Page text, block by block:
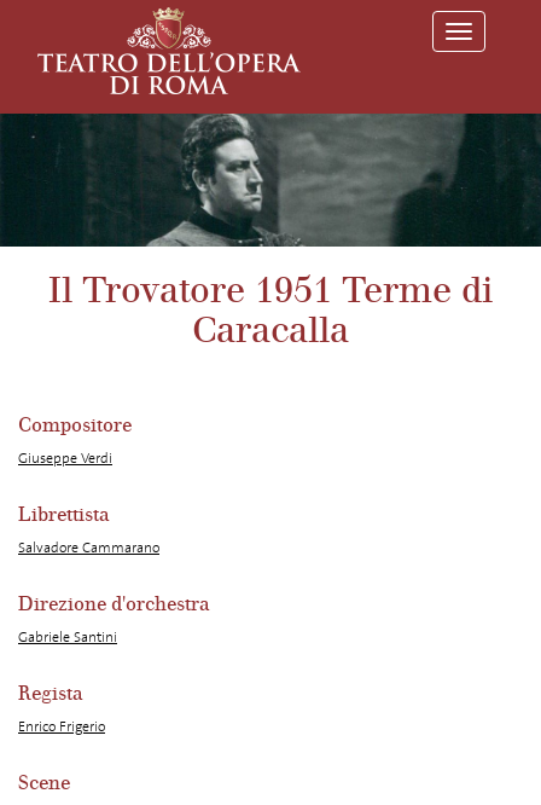
T
o
l
Il Trovatore 1951 Terme di
Caracalla
Compositore
Giuseppe Verdi
Librettista
Salvadore Cammarano
Direzione d'orchestra
Gabriele Santini
Regista
Enrico Frigerio
Scene